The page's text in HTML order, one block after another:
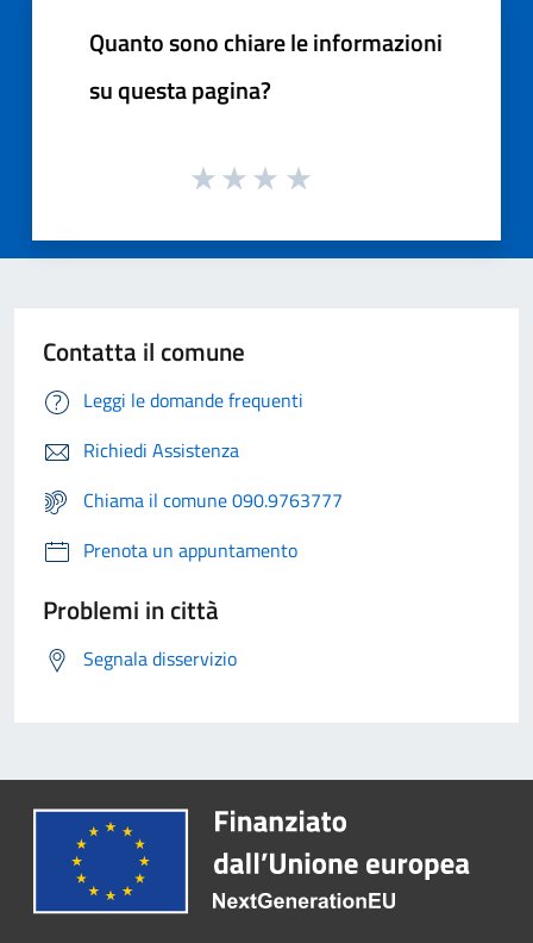
Quanto sono chiare le informazioni
su questa pagina?
Contatta il comune
Leggi le domande frequenti
Richiedi Assistenza
Chiama il comune 090.9763777
Prenota un appuntamento
Problemi in città
Segnala disservizio